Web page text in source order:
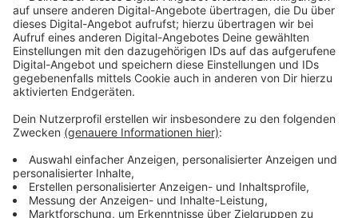
Immer auf dem Laufenden
Verpass' nichts mehr - mit unserem kostenlosen
ANTENNE BAYERN Newsletter. Ob Nachrichten,
Lifestyle oder unsere neuesten Aktionen - wir
informieren dich.